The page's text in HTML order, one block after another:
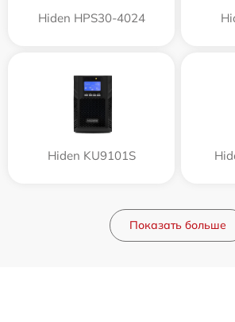
Hiden HPS30-4024
Hiden KU9101S
Показать больше